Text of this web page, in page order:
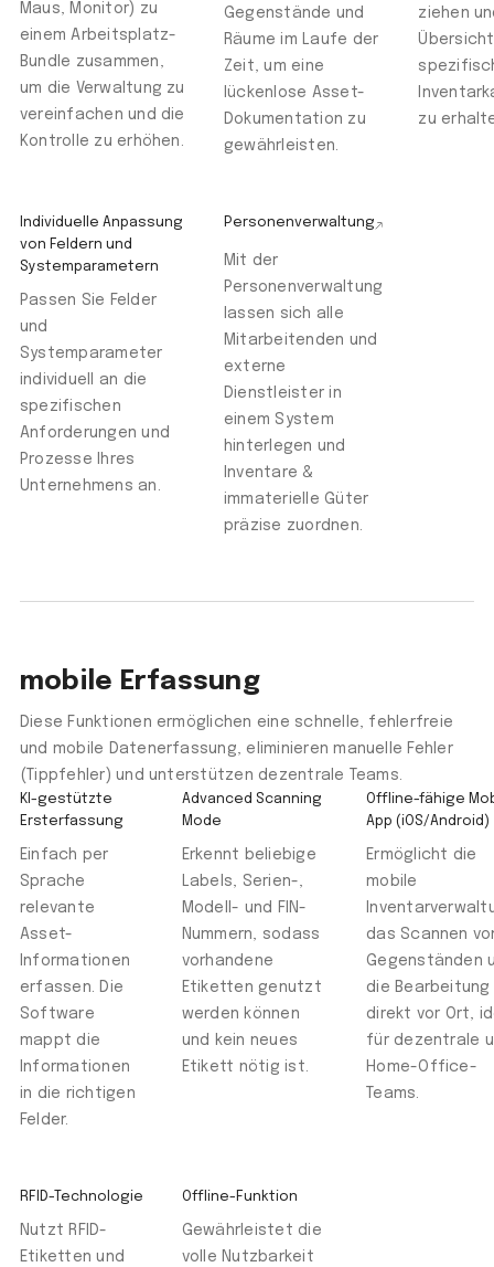
Maus, Monitor) zu
einem Arbeitsplatz-
Bundle zusammen,
um die Verwaltung zu
vereinfachen und die
Kontrolle zu erhöhen.
Gegenstände und
Räume im Laufe der
Zeit, um eine
lückenlose Asset-
Dokumentation zu
gewährleisten.
ziehen
zu
Individuelle Anpassung
von Feldern und
Systemparametern
Passen Sie Felder
und
Systemparameter
individuell an die
spezifischen
Anforderungen und
Prozesse Ihres
Unternehmens an.
Personenverwaltung
Mit der
Personenverwaltung
lassen sich alle
Mitarbeitenden und
externe
Dienstleister in
einem System
hinterlegen und
Inventare &
immaterielle Güter
präzise zuordnen.
mobile Erfassung
Diese Funktionen ermöglichen eine schnelle, fehlerfreie
und mobile Datenerfassung, eliminieren manuelle Fehler
(Tippfehler) und unterstützen dezentrale Teams.
KI-gestützte
Ersterfassung
Einfach per
Sprache
relevante
Asset-
Informationen
erfassen. Die
Software
mappt die
Informationen
in die richtigen
Felder.
Advanced Scanning
Mode
Erkennt beliebige
Labels, Serien-,
Modell- und FIN-
Nummern, sodass
vorhandene
Etiketten genutzt
werden können
und kein neues
Etikett nötig ist.
Offline-fähige
App (iOS/Android)
Ermöglicht die
mobile
das Scannen
Gegenständen
die Bearbeitung
direkt vor Ort,
für dezentrale
Home-Office-
Teams.
RFID-Technologie
Nutzt RFID-
Etiketten und
Offline-Funktion
Gewährleistet die
volle Nutzbarkeit